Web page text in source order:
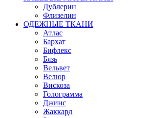
Дублерин
Флизелин
ОДЕЖНЫЕ ТКАНИ
Атлас
Бархат
Бифлекс
Бязь
Вельвет
Велюр
Вискоза
Голограмма
Джинс
Жаккард